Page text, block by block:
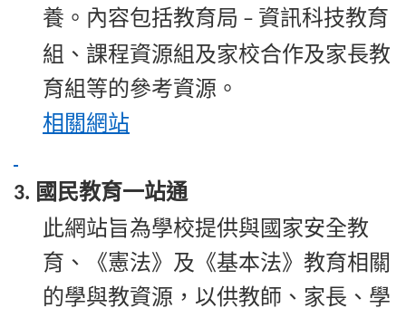
養。內容包括教育局 – 資訊科技教育
組、課程資源組及家校合作及家長教
育組等的參考資源。
相關網站
3. 國民教育一站通
此網站旨為學校提供與國家安全教
育、《憲法》及《基本法》教育相關
的學與教資源，以供教師、家長、學